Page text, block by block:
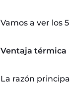
Vamos a ver los
Ventaja térmica
La razón